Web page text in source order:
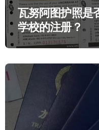
瓦努阿图护照是
学校的注册？